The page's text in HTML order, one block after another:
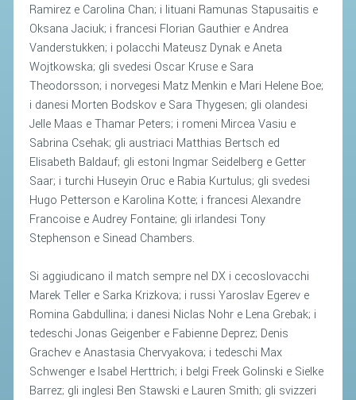
Ramirez e Carolina Chan; i lituani Ramunas Stapusaitis e
Oksana Jaciuk; i francesi Florian Gauthier e Andrea
Vanderstukken; i polacchi Mateusz Dynak e Aneta
Wojtkowska; gli svedesi Oscar Kruse e Sara
Theodorsson; i norvegesi Matz Menkin e Mari Helene Boe;
i danesi Morten Bodskov e Sara Thygesen; gli olandesi
Jelle Maas e Thamar Peters; i romeni Mircea Vasiu e
Sabrina Csehak; gli austriaci Matthias Bertsch ed
Elisabeth Baldauf; gli estoni Ingmar Seidelberg e Getter
Saar; i turchi Huseyin Oruc e Rabia Kurtulus; gli svedesi
Hugo Petterson e Karolina Kotte; i francesi Alexandre
Francoise e Audrey Fontaine; gli irlandesi Tony
Stephenson e Sinead Chambers.
Si aggiudicano il match sempre nel DX i cecoslovacchi
Marek Teller e Sarka Krizkova; i russi Yaroslav Egerev e
Romina Gabdullina; i danesi Niclas Nohr e Lena Grebak; i
tedeschi Jonas Geigenber e Fabienne Deprez; Denis
Grachev e Anastasia Chervyakova; i tedeschi Max
Schwenger e Isabel Herttrich; i belgi Freek Golinski e Sielke
Barrez; gli inglesi Ben Stawski e Lauren Smith; gli svizzeri
MAGLIA AZZURRA
STAFF TECNICO
CTF – PALABADMINTON
ATLETI D'INTERESSE NAZIONALE
SCHEDE ATLETI
VOLA CON NOI
CENTRI TECNICI TERRITORIALI
TESSERAMENTO
AFFILIAZIONE E TESSERAMENTO
QUOTE E TASSE
CONVENZIONI